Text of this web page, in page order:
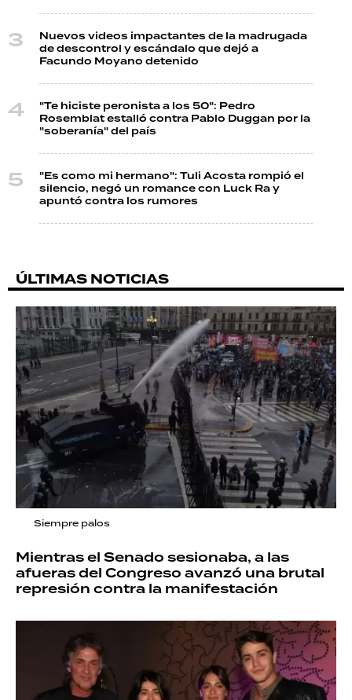
Nuevos videos impactantes de la madrugada
de descontrol y escándalo que dejó a
Facundo Moyano detenido
"Te hiciste peronista a los 50": Pedro
Rosemblat estalló contra Pablo Duggan por la
"soberanía" del país
"Es como mi hermano": Tuli Acosta rompió el
silencio, negó un romance con Luck Ra y
apuntó contra los rumores
ÚLTIMAS NOTICIAS
Siempre palos
Mientras el Senado sesionaba, a las
afueras del Congreso avanzó una brutal
represión contra la manifestación